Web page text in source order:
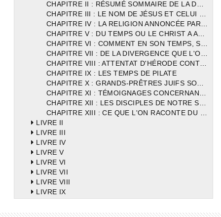
CHAPITRE IX : LES TEMPS DE PILATE
LIVRE II
LIVRE III
LIVRE IV
LIVRE V
LIVRE VI
LIVRE VII
LIVRE VIII
LIVRE IX